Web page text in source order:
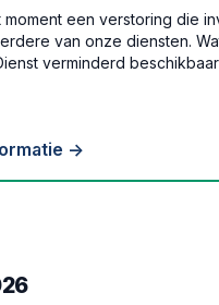
moment een verstoring die
van onze diensten.
verminderd
→